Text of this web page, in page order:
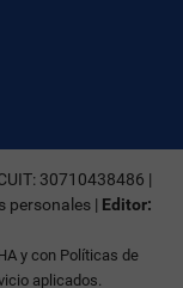
30710438486 |
personales| Editor:
y con Políticas de
aplicados.